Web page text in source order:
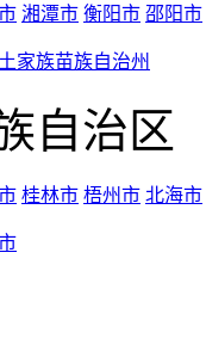
湘潭市 衡阳市 邵阳市
家族苗族自治州
自治区
桂林市 梧州市 北海市